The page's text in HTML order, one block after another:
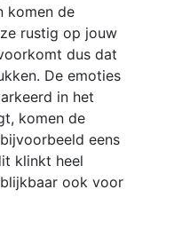
komen de
rustig op jouw
dus dat
De emoties
in het
komen de
eens
klinkt heel
ook voor